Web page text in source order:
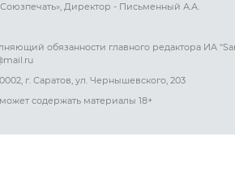
Директор - Письменный А.А.
обязанности главного редактора ИА
г. Саратов, ул. Чернышевского, 203
содержать материалы 18+